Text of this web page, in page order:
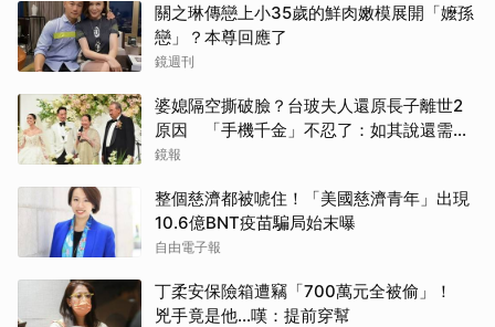
關之琳傳戀上小35歲的鮮肉嫩模展開「嬤孫
戀」？本尊回應了
鏡週刊
婆媳隔空撕破臉？台玻夫人還原長子離世2
原因 「手機千金」不忍了：如其說還需要
離開嗎？
鏡報
整個慈濟都被唬住！「美國慈濟青年」出現
10.6億BNT疫苗騙局始末曝
自由電子報
丁柔安保險箱遭竊「700萬元全被偷」！
兇手竟是他...嘆：提前穿幫